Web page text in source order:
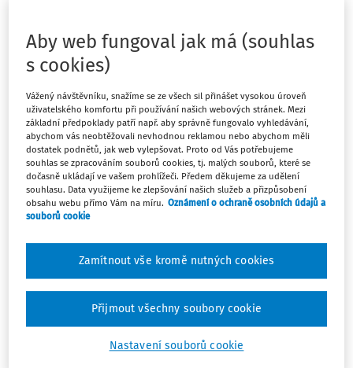
Zatím jste si přečetli jen začátek…
Celý dokument je jen pro předplatitele.
Zaregistrujte se a získejte
zdarma plný přístup na 14 dnů.
Díky tomu získáte
Všechny placené články na webu
Archiv časopisů
Registrovat
Aby web fungoval jak má (souhlas
s cookies)
Vážený návštěvníku, snažíme se ze všech sil přinášet vysokou úroveň
uživatelského komfortu při používání našich webových stránek. Mezi
základní předpoklady patří např. aby správně fungovalo vyhledávání,
abychom vás neobtěžovali nevhodnou reklamou nebo abychom měli
dostatek podnětů, jak web vylepšovat. Proto od Vás potřebujeme
souhlas se zpracováním souborů cookies, tj. malých souborů, které se
dočasně ukládají ve vašem prohlížeči. Předem děkujeme za udělení
souhlasu. Data využijeme ke zlepšování našich služeb a přizpůsobení
obsahu webu přímo Vám na míru. Oznámení o ochraně osobních údajů a
souborů cookie
Nastavení souborů cookie
Zamítnout vše kromě nutných cookies
Přijmout všechny soubory cookie